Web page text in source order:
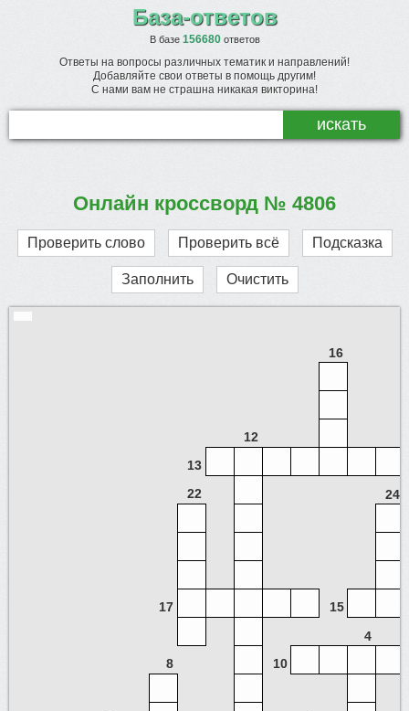
База-ответов
В базе 156680ответов
Ответы на вопросы различных тематик и направлений!
Добавляйте свои ответы в помощь другим!
С нами вам не страшна никакая викторина!
Онлайн кроссворд № 4806
Проверить слово Проверить всё Подсказка
Заполнить Очистить
16
12
13
22
24
17
15
4
8
10